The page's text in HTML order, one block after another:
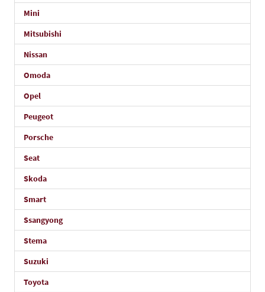
Mini
Mitsubishi
Nissan
Omoda
Opel
Peugeot
Porsche
Seat
Skoda
Smart
Ssangyong
Stema
Suzuki
Toyota